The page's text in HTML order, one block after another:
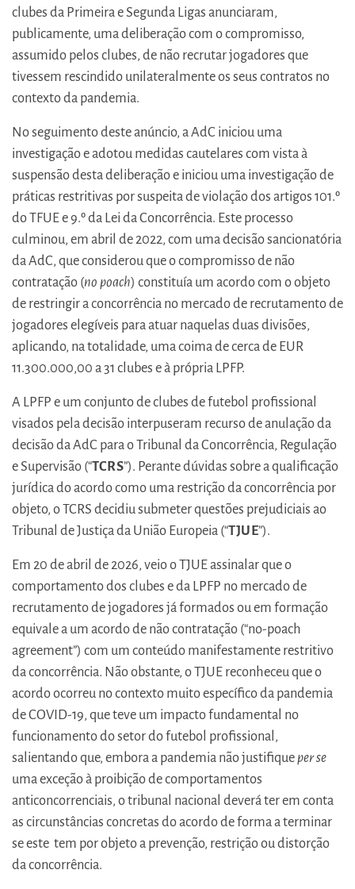
clubes da Primeira e Segunda Ligas anunciaram,
publicamente, uma deliberação com o compromisso,
assumido pelos clubes, de não recrutar jogadores que
tivessem rescindido unilateralmente os seus contratos no
contexto da pandemia.
No seguimento deste anúncio, a AdC iniciou uma
investigação e adotou medidas cautelares com vista à
suspensão desta deliberação e iniciou uma investigação de
práticas restritivas por suspeita de violação dos artigos 101.º
do TFUE e 9.º da Lei da Concorrência. Este processo
culminou, em abril de 2022, com uma decisão sancionatória
da AdC, que considerou que o compromisso de não
contratação (no poach) constituía um acordo com o objeto
de restringir a concorrência no mercado de recrutamento de
jogadores elegíveis para atuar naquelas duas divisões,
aplicando, na totalidade, uma coima de cerca de EUR
11.300.000,00 a 31 clubes e à própria LPFP.
A LPFP e um conjunto de clubes de futebol profissional
visados pela decisão interpuseram recurso de anulação da
decisão da AdC para o Tribunal da Concorrência, Regulação
e Supervisão (“TCRS”). Perante dúvidas sobre a qualificação
jurídica do acordo como uma restrição da concorrência por
objeto, o TCRS decidiu submeter questões prejudiciais ao
Tribunal de Justiça da União Europeia (“TJUE”).
Em 20 de abril de 2026, veio o TJUE assinalar que o
comportamento dos clubes e da LPFP no mercado de
recrutamento de jogadores já formados ou em formação
equivale a um acordo de não contratação (“no-poach
agreement”) com um conteúdo manifestamente restritivo
da concorrência. Não obstante, o TJUE reconheceu que o
acordo ocorreu no contexto muito específico da pandemia
de COVID-19, que teve um impacto fundamental no
funcionamento do setor do futebol profissional,
salientando que, embora a pandemia não justifiqueper se
uma exceção à proibição de comportamentos
anticoncorrenciais, o tribunal nacional deverá ter em conta
as circunstâncias concretas do acordo de forma a terminar
se este tem por objeto a prevenção, restrição ou distorção
da concorrência.